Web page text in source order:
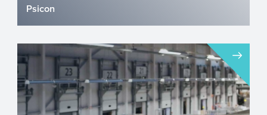
Psicon
Het van oorsprong Nederlandse Psicon
B.V. levert wereldwijd producten en
diensten aan de energie-, o...